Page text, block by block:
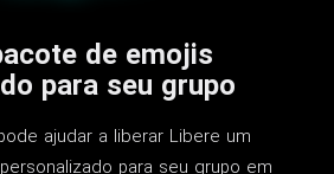
de emojis
para seu grupo
ajudar a liberar Libere um
para seu grupo em